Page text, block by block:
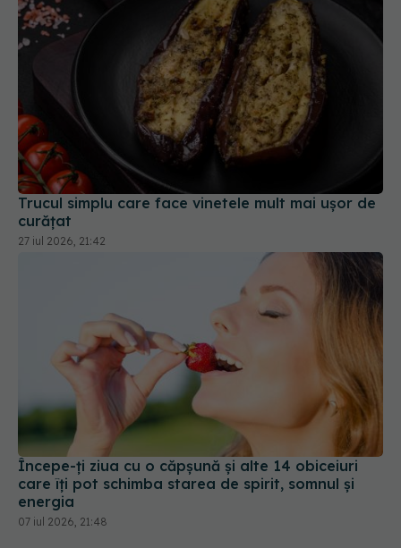
Trucul simplu care face vinetele mult mai ușor de
curățat
27 iul 2026, 21:42
Începe-ți ziua cu o căpșună și alte 14 obiceiuri
care îți pot schimba starea de spirit, somnul și
energia
07 iul 2026, 21:48